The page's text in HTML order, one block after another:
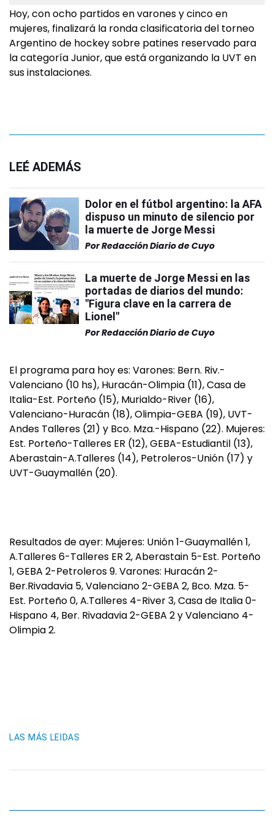
Hoy, con ocho partidos en varones y cinco en
mujeres, finalizará la ronda clasificatoria del torneo
Argentino de hockey sobre patines reservado para
la categoría Junior, que está organizando la UVT en
sus instalaciones.
LEÉ ADEMÁS
Dolor en el fútbol argentino: la AFA
dispuso un minuto de silencio por
la muerte de Jorge Messi
PorRedacción Diario de Cuyo
La muerte de Jorge Messi en las
portadas de diarios del mundo:
"Figura clave en la carrera de
Lionel"
PorRedacción Diario de Cuyo
El programa para hoy es: Varones: Bern. Riv.-
Valenciano (10 hs), Huracán-Olimpia (11), Casa de
Italia-Est. Porteño (15), Murialdo-River (16),
Valenciano-Huracán (18), Olimpia-GEBA (19), UVT-
Andes Talleres (21) y Bco. Mza.-Hispano (22). Mujeres:
Est. Porteño-Talleres ER (12), GEBA-Estudiantil (13),
Aberastain-A.Talleres (14), Petroleros-Unión (17) y
UVT-Guaymallén (20).
Resultados de ayer: Mujeres: Unión 1-Guaymallén 1,
A.Talleres 6-Talleres ER 2, Aberastain 5-Est. Porteño
1, GEBA 2-Petroleros 9. Varones: Huracán 2-
Ber.Rivadavia 5, Valenciano 2-GEBA 2, Bco. Mza. 5-
Est. Porteño 0, A.Talleres 4-River 3, Casa de Italia 0-
Hispano 4, Ber. Rivadavia 2-GEBA 2 y Valenciano 4-
Olimpia 2.
LAS MÁS LEIDAS